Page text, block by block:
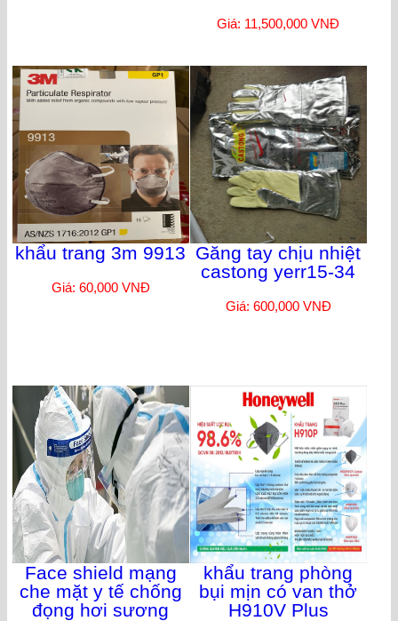
Giá: 11,500,000 VNĐ
khẩu trang 3m 9913
Giá: 60,000 VNĐ
Găng tay chịu nhiệt
castong yerr15-34
Giá: 600,000 VNĐ
Face shield mạng
che mặt y tế chống
đọng hơi sương
khẩu trang phòng
bụi mịn có van thở
H910V Plus